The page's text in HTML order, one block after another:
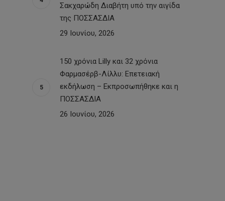
Σακχαρώδη Διαβήτη υπό την αιγίδα
της ΠΟΣΣΑΣΔΙΑ
29 Ιουνίου, 2026
150 χρόνια Lilly και 32 χρόνια
Φαρμασέρβ-Λίλλυ: Eπετειακή
εκδήλωση – Εκπροσωπήθηκε και η
ΠΟΣΣΑΣΔΙΑ
26 Ιουνίου, 2026